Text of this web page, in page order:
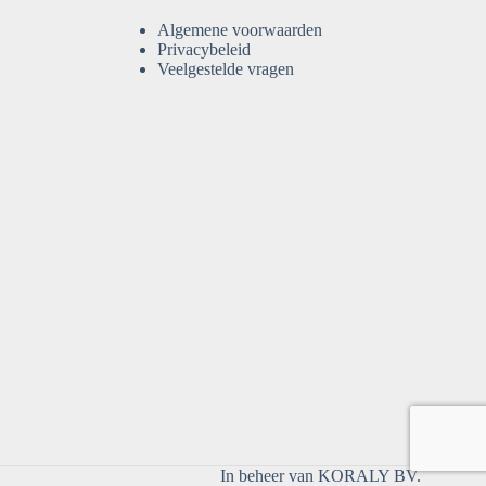
Algemene voorwaarden
Privacybeleid
Veelgestelde vragen
In beheer van KORALY BV.